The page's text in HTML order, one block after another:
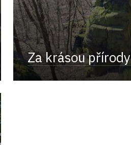
Za krásou přírody